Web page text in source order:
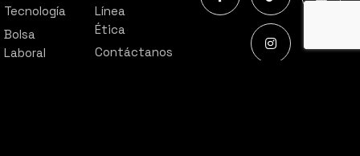
Tecnología
Bolsa
Laboral
Línea
Ética
Contáctanos